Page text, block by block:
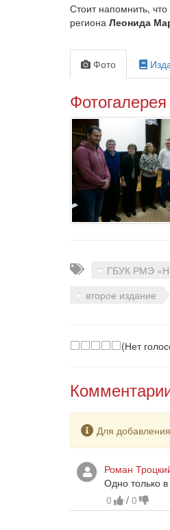
Стоит напомнить, что
региона Леонида
Фото
Фотогалерея
Теги ГБУК РМЭ
второе издание
(Нет
Предупреждение
Для
Роман
Одно только
0
/ 0